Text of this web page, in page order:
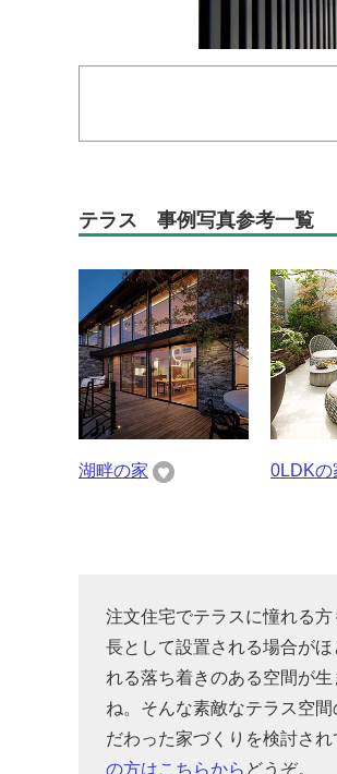
テラス 事例写真参考一覧
湖畔の家 0LDKの
注文住宅でテラスに憧れる
長として設置される場合が
れる落ち着きのある空間が
ね。そんな素敵なテラス空
だわった家づくりを検討さ
の方はこちらから どうぞ。